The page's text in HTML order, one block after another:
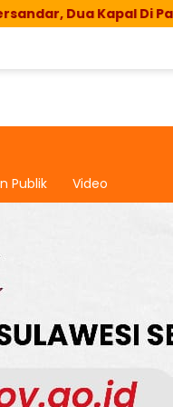
Dua Kapal Di
Publik Video